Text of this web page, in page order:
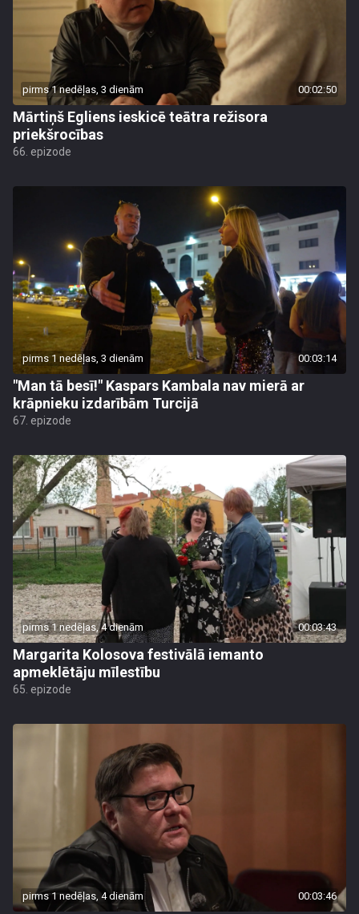
pirms 1 nedēļas, 3 dienām 00:02:50
Mārtiņš Egliens ieskicē teātra režisora
priekšrocības
66. epizode
pirms 1 nedēļas, 3 dienām 00:03:14
"Man tā besī!" Kaspars Kambala nav mierā ar
krāpnieku izdarībām Turcijā
67. epizode
pirms 1 nedēļas, 4 dienām 00:03:43
Margarita Kolosova festivālā iemanto
apmeklētāju mīlestību
65. epizode
pirms 1 nedēļas, 4 dienām 00:03:46